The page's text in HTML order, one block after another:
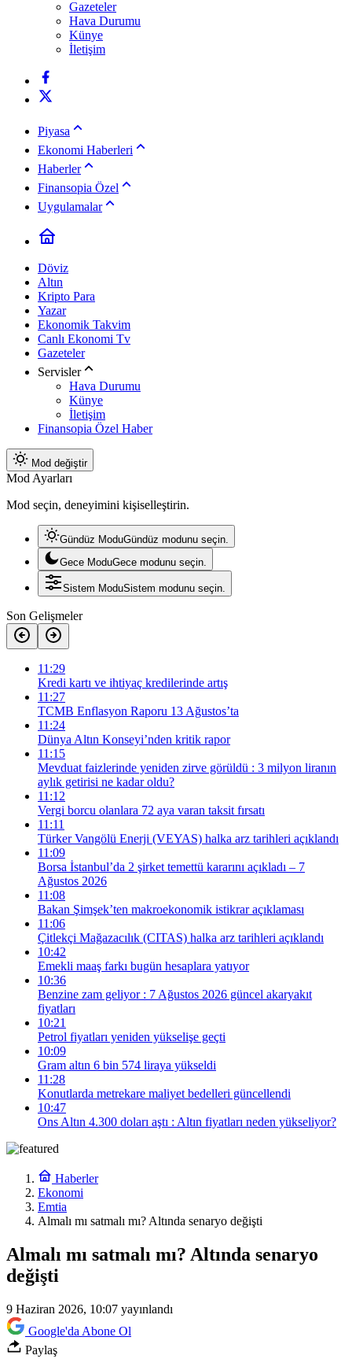
Gazeteler
Hava Durumu
Künye
İletişim
Piyasa
Ekonomi Haberleri
Haberler
Finansopia Özel
Uygulamalar
Döviz
Altın
Kripto Para
Yazar
Ekonomik Takvim
Canlı Ekonomi Tv
Gazeteler
Servisler
Hava Durumu
Künye
İletişim
Finansopia Özel Haber
Mod değiştir
Mod Ayarları
Mod seçin, deneyimini kişiselleştirin.
Gündüz ModuGündüz modunu seçin.
Gece ModuGece modunu seçin.
Sistem ModuSistem modunu seçin.
Son Gelişmeler
11:29
Kredi kartı ve ihtiyaç kredilerinde artış
11:27
TCMB Enflasyon Raporu 13 Ağustos’ta
11:24
Dünya Altın Konseyi’nden kritik rapor
11:15
Mevduat faizlerinde yeniden zirve görüldü : 3 milyon liranın
aylık getirisi ne kadar oldu?
11:12
Vergi borcu olanlara 72 aya varan taksit fırsatı
11:11
Türker Vangölü Enerji (VEYAS) halka arz tarihleri açıklandı
11:09
Borsa İstanbul’da 2 şirket temettü kararını açıkladı – 7
Ağustos 2026
11:08
Bakan Şimşek’ten makroekonomik istikrar açıklaması
11:06
Çitlekçi Mağazacılık (CITAS) halka arz tarihleri açıklandı
10:42
Emekli maaş farkı bugün hesaplara yatıyor
10:36
Benzine zam geliyor : 7 Ağustos 2026 güncel akaryakıt
fiyatları
10:21
Petrol fiyatları yeniden yükselişe geçti
10:09
Gram altın 6 bin 574 liraya yükseldi
11:28
Konutlarda metrekare maliyet bedelleri güncellendi
10:47
Ons Altın 4.300 doları aştı : Altın fiyatları neden yükseliyor?
Haberler
Ekonomi
Emtia
Almalı mı satmalı mı? Altında senaryo değişti
Almalı mı satmalı mı? Altında senaryo
değişti
9 Haziran 2026, 10:07 yayınlandı
Google'da Abone Ol
Paylaş